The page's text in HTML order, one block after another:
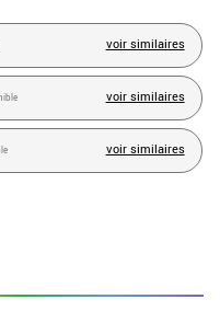
voir similaires
voir similaires
voir similaires